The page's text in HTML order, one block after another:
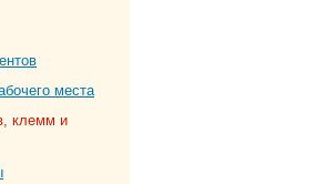
места
клемм и